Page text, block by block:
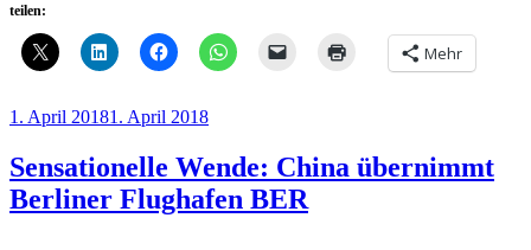
den
Denver
International
teilen:
Mehr
Veröffentlicht
1. April 20181. April 2018
Sensationelle Wende: China übernimmt
Berliner Flughafen BER